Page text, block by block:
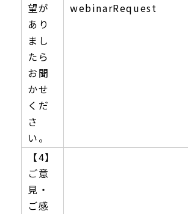
望が
あり
まし
たら
お聞
かせ
くだ
さ
い。
webinarRequest
【4】
ご意
見・
ご感